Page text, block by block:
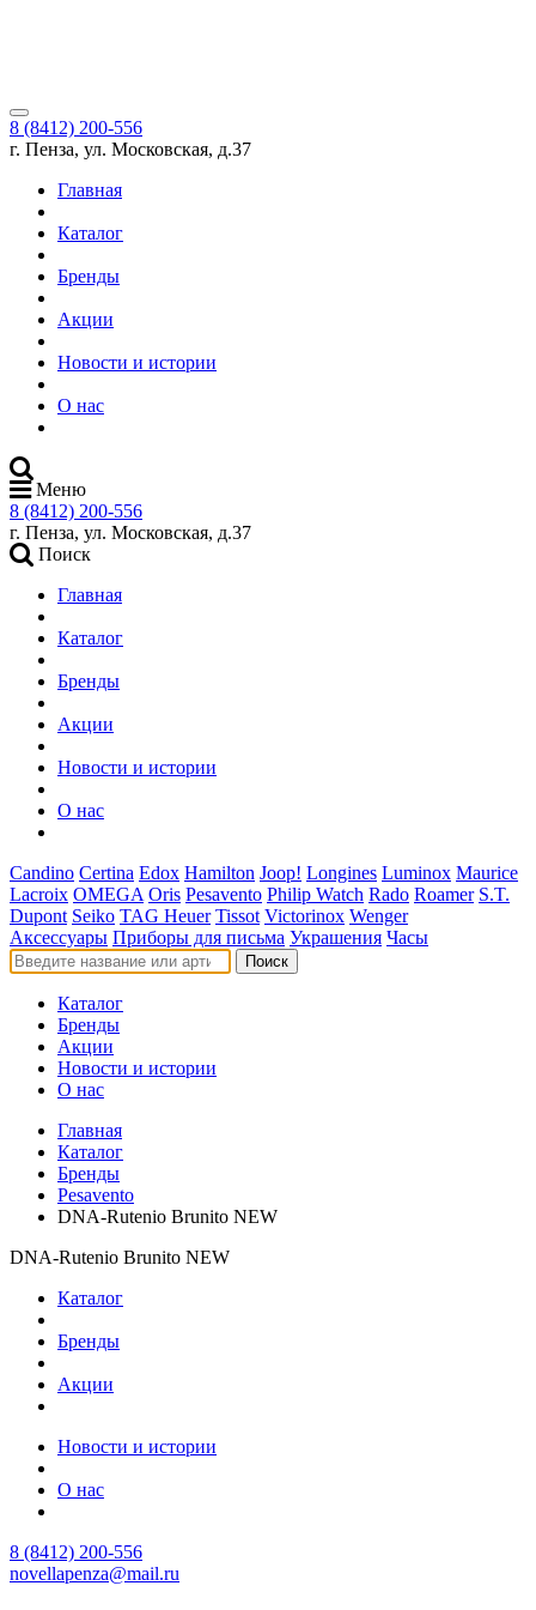
8 (8412) 200-556
г. Пенза, ул. Московская, д.37
Главная
Каталог
Бренды
Акции
Новости и истории
О нас
Меню
8 (8412) 200-556
г. Пенза, ул. Московская, д.37
Поиск
Главная
Каталог
Бренды
Акции
Новости и истории
О нас
Candino Certina Edox Hamilton Joop! Longines Luminox Maurice
Lacroix OMEGA Oris Pesavento Philip Watch Rado Roamer S.T.
Dupont Seiko TAG Heuer Tissot Victorinox Wenger
Аксессуары Приборы для письма Украшения Часы
Поиск
Каталог
Бренды
Акции
Новости и истории
О нас
Главная
Каталог
Бренды
Pesavento
DNA-Rutenio Brunito NEW
DNA-Rutenio Brunito NEW
Каталог
Бренды
Акции
Новости и истории
О нас
8 (8412) 200-556
novellapenza@mail.ru